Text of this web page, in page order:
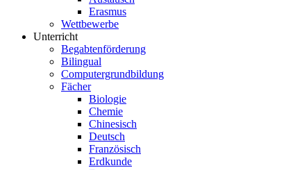
Erasmus
Wettbewerbe
Unterricht
Begabtenförderung
Bilingual
Computergrundbildung
Fächer
Biologie
Chemie
Chinesisch
Deutsch
Französisch
Erdkunde